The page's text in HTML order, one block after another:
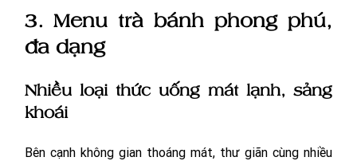
3. Menu trà bánh phong phú,
đa dạng
Nhiều loại thức uống mát lạnh, sảng
khoái
Bên cạnh không gian thoáng mát, thư giãn cùng nhiều